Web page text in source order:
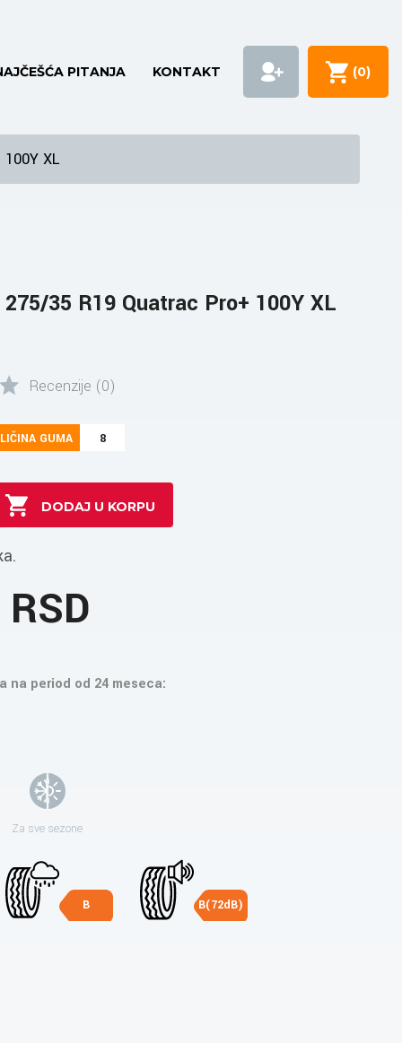
PITANJA KONTAKT (0)
100Y XL
275/35 R19 Quatrac Pro+ 100Y XL
Recenzije (0)
GUMA 8
na period od 24 meseca:
Za sve sezone
B B(72dB)